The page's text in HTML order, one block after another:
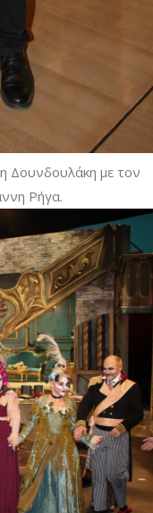
Δουνδουλάκη με τον
Ρήγα.